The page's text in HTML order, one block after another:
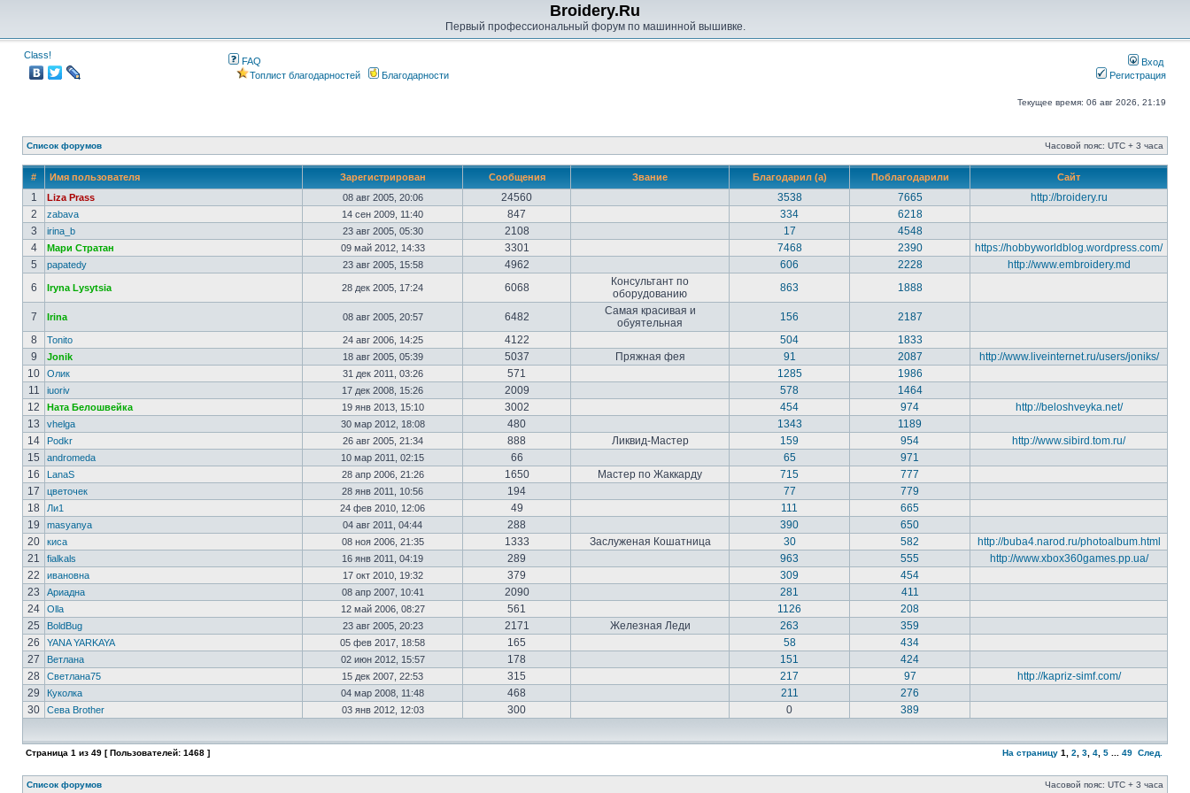
Broidery.Ru
Первый профессиональный форум по машинной вышивке.
Class!
FAQ
Топлист благодарностей
Благодарности
Вход
Регистрация
Текущее время: 06 авг 2026, 21:19
Список форумов Часовой пояс: UTC + 3 часа
# Имя пользователя Зарегистрирован Сообщения Звание Благодарил (а) Поблагодарили Сайт
1 Liza Prass 08 авг 2005, 20:06 24560 3538 7665
http://broidery.ru
2
zabava 14 сен 2009, 11:40 847 334
6218
3
irina_b 23 авг 2005, 05:30 2108 17
4548
4
Мари Стратан 09 май 2012, 14:33 3301 7468 2390
https://hobbyworldblog.wordpress.com/
5
papatedy 23 авг 2005, 15:58 4962 606 2228
http://www.embroidery.md
6
Iryna Lysytsia 28 дек 2005, 17:24 6068
Консультант по
оборудованию
863 1888
7 Irina 08 авг 2005, 20:57 6482
Самая красивая и
обуятельная
156
2187
8
Tonito 24 авг 2006, 14:25 4122 504
1833
9
Jonik 18 авг 2005, 05:39 5037 Пряжная фея 91 2087
http://www.liveinternet.ru/users/joniks/
10
Олик 31 дек 2011, 03:26 571 1285
1986
11
iuoriv 17 дек 2008, 15:26 2009 578
1464
12
Ната Белошвейка 19 янв 2013, 15:10 3002 454 974
http://beloshveyka.net/
13
vhelga 30 мар 2012, 18:08 480 1343
1189
14
Podkr 26 авг 2005, 21:34 888 Ликвид-Мастер 159 954
http://www.sibird.tom.ru/
15
andromeda 10 мар 2011, 02:15 66 65
971
16
LanaS 28 апр 2006, 21:26 1650 Мастер по Жаккарду 715
777
17
цветочек 28 янв 2011, 10:56 194 77
779
18
Ли1 24 фев 2010, 12:06 49 111
665
19
masyanya 04 авг 2011, 04:44 288 390
650
20
киса 08 ноя 2006, 21:35 1333 Заслуженая Кошатница 30 582
http://buba4.narod.ru/photoalbum.html
21
fialkals 16 янв 2011, 04:19 289 963 555
http://www.xbox360games.pp.ua/
22
ивановна 17 окт 2010, 19:32 379 309
454
23
Ариадна 08 апр 2007, 10:41 2090 281
411
24
Olla 12 май 2006, 08:27 561 1126
208
25
BoldBug 23 авг 2005, 20:23 2171 Железная Леди 263
359
26
YANA YARKAYA 05 фев 2017, 18:58 165 58
434
27
Ветлана 02 июн 2012, 15:57 178 151
424
28
Светлана75 15 дек 2007, 22:53 315 217 97
http://kapriz-simf.com/
29
Куколка 04 мар 2008, 11:48 468 211
276
30
Сева Brother 03 янв 2012, 12:03 300 0 389
Страница 1 из 49 [ Пользователей: 1468 ] На страницу 1 2 3 4 5 49 След.
Список форумов Часовой пояс: UTC + 3 часа